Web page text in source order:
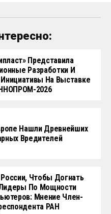
Представила
Разработки И
На Выставке
2026
Нашли Древнейших
Вредителей
Чтобы Догнать
По Мощности
Мнение Член-
РАН